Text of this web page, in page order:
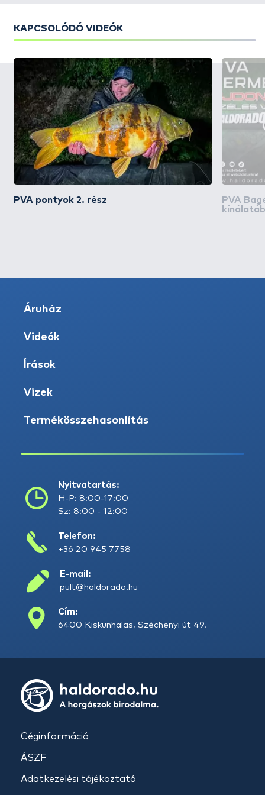
KAPCSOLÓDÓ VIDEÓK
PVA pontyok 2. rész
PVA
Áruház
Videók
Írások
Vizek
Termékösszehasonlítás
Nyitvatartás:
H-P: 8:00-17:00
Sz: 8:00 - 12:00
Telefon:
+36 20 945 7758
E-mail:
pult@haldorado.hu
Cím:
6400 Kiskunhalas, Széchenyi út 49.
Céginformáció
ÁSZF
Adatkezelési tájékoztató